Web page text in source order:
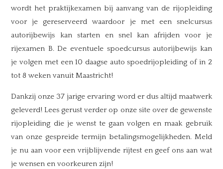
wordt het praktijkexamen bij aanvang van de rijopleiding
voor je gereserveerd waardoor je met een snelcursus
autorijbewijs kan starten en snel kan afrijden voor je
rijexamen B. De eventuele spoedcursus autorijbewijs kan
je volgen met een 10 daagse auto spoedrijopleiding of in 2
tot 8 weken vanuit Maastricht!
Dankzij onze 37 jarige ervaring word er dus altijd maatwerk
geleverd! Lees gerust verder op onze site over de gewenste
rijopleiding die je wenst te gaan volgen en maak gebruik
van onze gespreide termijn betalingsmogelijkheden. Meld
je nu aan voor een vrijblijvende rijtest en geef ons aan wat
je wensen en voorkeuren zijn!